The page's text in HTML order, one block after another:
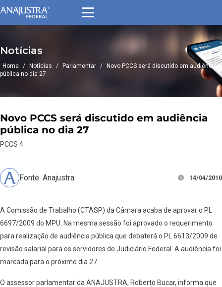
Notícias
Home / Notícias / Parlamentar /
Novo PCCS será discutido em audiência
pública no dia 27
Novo PCCS será discutido em audiência
pública no dia 27
PCCS 4
Fonte: Anajustra 14/04/2010
A Comissão de Trabalho (CTASP) da Câmara acaba de aprovar o PL
6697/2009 do MPU. Na mesma sessão foi aprovado o requerimento
para realização de audiência pública que debaterá o PL 6613/2009 de
revisão salarial para os servidores do Judiciário Federal. A audiência foi
marcada para o próximo dia 27.
O assessor parlamentar da ANAJUSTRA, Roberto Bucar, informa que